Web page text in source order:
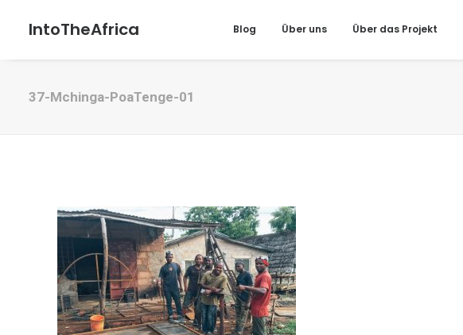
IntoTheAfrica Blog Über uns Über das Projekt
37-Mchinga-PoaTenge-01